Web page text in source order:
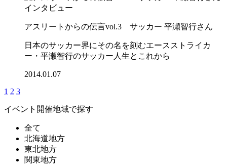
インタビュー
アスリートからの伝言vol.3 サッカー 平瀬智行さん
日本のサッカー界にその名を刻むエースストライカ
ー・平瀬智行のサッカー人生とこれから
2014.01.07
1 2 3
イベント開催地域で探す
全て
北海道地方
東北地方
関東地方